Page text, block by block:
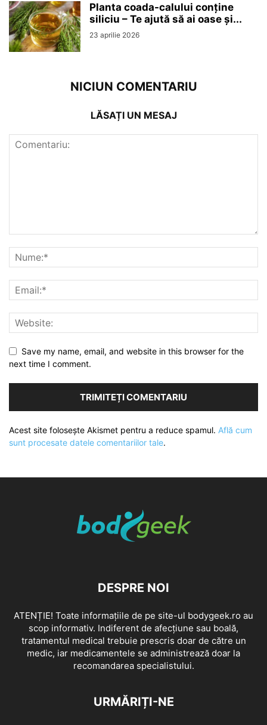
Planta coada-calului conține
siliciu – Te ajută să ai oase și...
23 aprilie 2026
NICIUN COMENTARIU
LĂSAȚI UN MESAJ
Save my name, email, and website in this browser for the
next time I comment.
Acest site folosește Akismet pentru a reduce spamul. Află cum
sunt procesate datele comentariilor tale.
DESPRE NOI
ATENȚIE! Toate informațiile de pe site-ul bodygeek.ro au
scop informativ. Indiferent de afecțiune sau boală,
tratamentul medical trebuie prescris doar de către un
medic, iar medicamentele se administrează doar la
recomandarea specialistului.
URMĂRIȚI-NE